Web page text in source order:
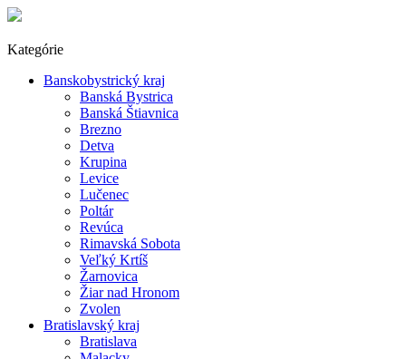
Kategórie
Banskobystrický kraj
Banská Bystrica
Banská Štiavnica
Brezno
Detva
Krupina
Levice
Lučenec
Poltár
Revúca
Rimavská Sobota
Veľký Krtíš
Žarnovica
Žiar nad Hronom
Zvolen
Bratislavský kraj
Bratislava